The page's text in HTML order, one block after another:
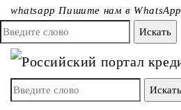
whatsapp Пишите нам в WhatsApp